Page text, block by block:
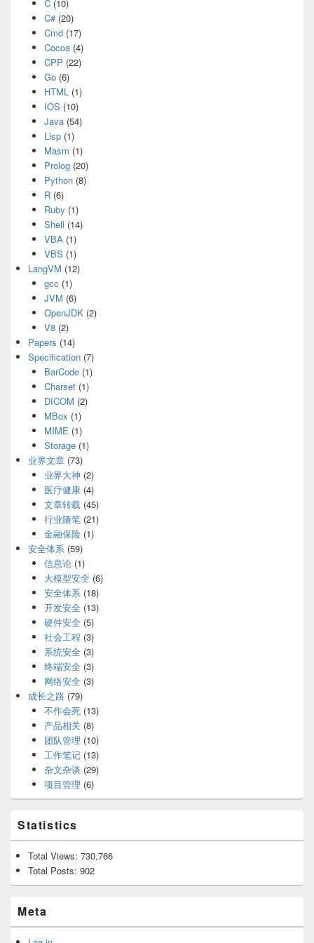
C(10)
C#(20)
Cmd(17)
Cocoa(4)
CPP (22)
Go(6)
HTML(1)
IOS (10)
Java(54)
Lisp(1)
Masm (1)
Prolog(20)
Python(8)
R(6)
Ruby (1)
Shell (14)
VBA(1)
VBS (1)
LangVM (12)
gcc (1)
JVM (6)
OpenJDK(2)
V8(2)
Papers (14)
Specification (7)
BarCode(1)
Charset(1)
DICOM (2)
MBox (1)
MIME (1)
Storage(1)
业界文章 (73)
业界大神 (2)
医疗健康(4)
文章转载(45)
行业随笔(21)
金融保险(1)
安全体系 (59)
信息论(1)
大模型安全(6)
安全体系(18)
开发安全(13)
硬件安全(5)
社会工程 (3)
系统安全(3)
终端安全(3)
网络安全(3)
成长之路 (79)
不作会死(13)
产品相关 (8)
团队管理 (10)
工作笔记(13)
杂文杂谈 (29)
项目管理 (6)
Statistics
Total Views: 730,766
Total Posts: 902
Meta